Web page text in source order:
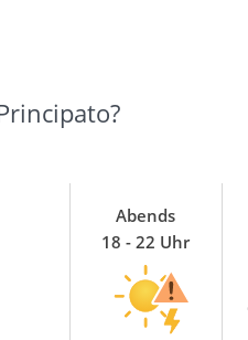
Abends
18 - 22 Uhr